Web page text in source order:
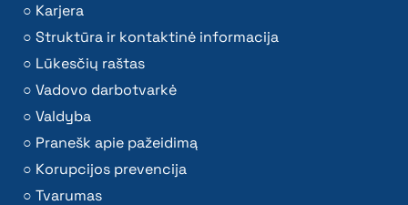
Karjera
Struktūra ir kontaktinė informacija
Lūkesčių raštas
Vadovo darbotvarkė
Valdyba
Pranešk apie pažeidimą
Korupcijos prevencija
Tvarumas